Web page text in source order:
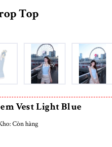
Top
prev
Vest Light Blue
Còn hàng